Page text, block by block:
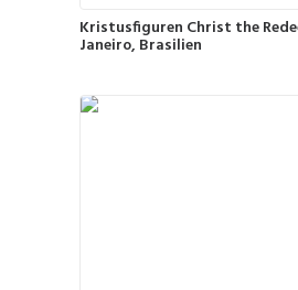
Kristusfiguren Christ the
Janeiro, Brasilien